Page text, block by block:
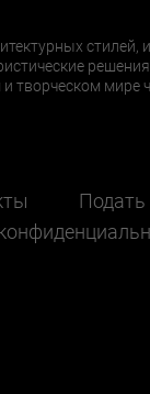
стилей,
творческом мире
Подать